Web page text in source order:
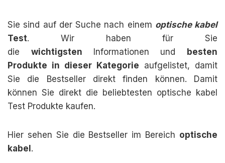
Sie sind auf der Suche nach einem optische kabel
Test. Wir haben für Sie
die wichtigsten Informationen und
besten
Produkte in dieser Kategorie aufgelistet, damit
Sie die Bestseller direkt finden können. Damit
können Sie direkt die beliebtesten optische kabel
Test Produkte kaufen.
Hier sehen Sie die Bestseller im Bereich optische
kabel .